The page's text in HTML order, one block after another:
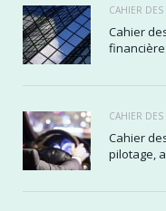
CAHIER
Cahier
financière
CAHIER
Cahier
pilotage,